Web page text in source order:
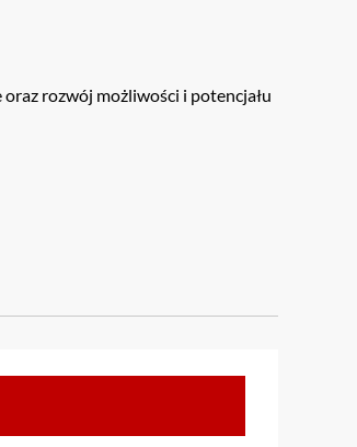
rozwój możliwości i potencjału